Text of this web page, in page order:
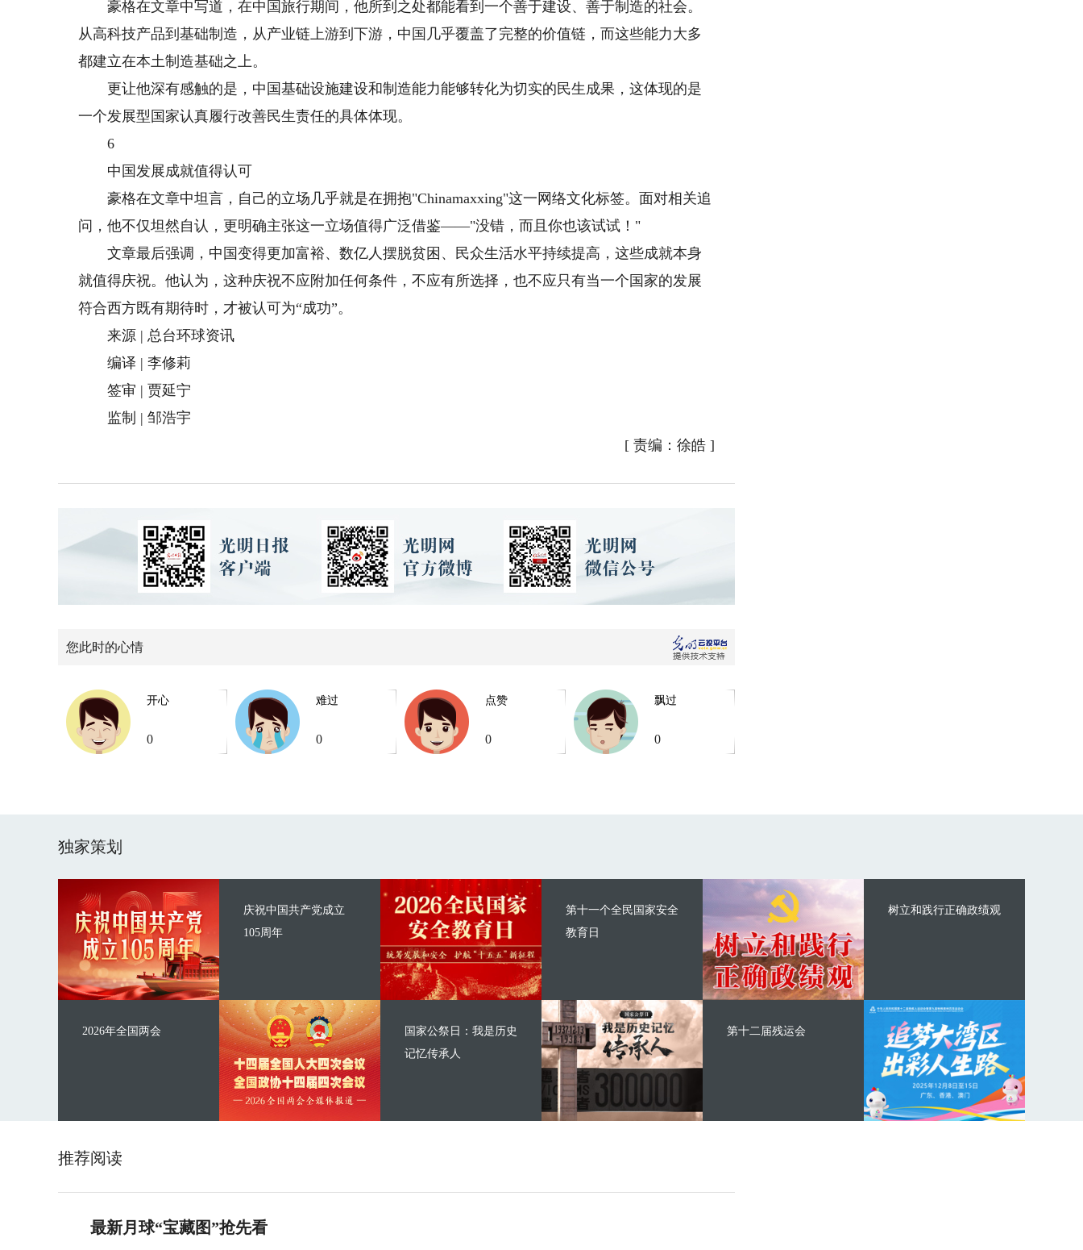
豪格在文章中写道，在中国旅行期间，他所到之处都能看到一个善于建设、善于制造的社会。
从高科技产品到基础制造，从产业链上游到下游，中国几乎覆盖了完整的价值链，而这些能力大多
都建立在本土制造基础之上。
更让他深有感触的是，中国基础设施建设和制造能力能够转化为切实的民生成果，这体现的是
一个发展型国家认真履行改善民生责任的具体体现。
6
中国发展成就值得认可
豪格在文章中坦言，自己的立场几乎就是在拥抱"Chinamaxxing"这一网络文化标签。面对相关追
问，他不仅坦然自认，更明确主张这一立场值得广泛借鉴——"没错，而且你也该试试！"
文章最后强调，中国变得更加富裕、数亿人摆脱贫困、民众生活水平持续提高，这些成就本身
就值得庆祝。他认为，这种庆祝不应附加任何条件，不应有所选择，也不应只有当一个国家的发展
符合西方既有期待时，才被认可为“成功”。
来源 | 总台环球资讯
编译 | 李修莉
签审 | 贾延宁
监制 | 邹浩宇
[ 责编：徐皓 ]
您此时的心情
开心
0
难过
0
点赞
0
飘过
0
独家策划
庆祝中国共产党成立
105周年
2026年全国两会
第十一个全民国家安全
教育日
国家公祭日：我是历史
记忆传承人
树立和践行正确政绩观
第十二届残运会
推荐阅读
最新月球“宝藏图”抢先看